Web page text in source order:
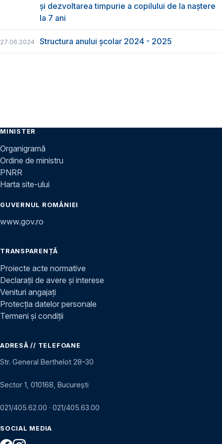
și dezvoltarea timpurie a copilului de la naștere
la 7 ani
27.06.2024 Structura anului școlar 2024 - 2025
MINISTER
Organigramă
Ordine de ministru
PNRR
Harta site-ului
GUVERNUL ROMÂNIEI
www.gov.ro
TRANSPARENȚĂ
Proiecte acte normative
Declarații de avere și interese
Venituri angajați
Protecția datelor personale
Termeni și condiții
ADRESĂ // TELEFOANE
Str. General Berthelot 28–30
Sector 1, 010168, București
021/405.62.00 · 021/405.63.00
SOCIAL MEDIA